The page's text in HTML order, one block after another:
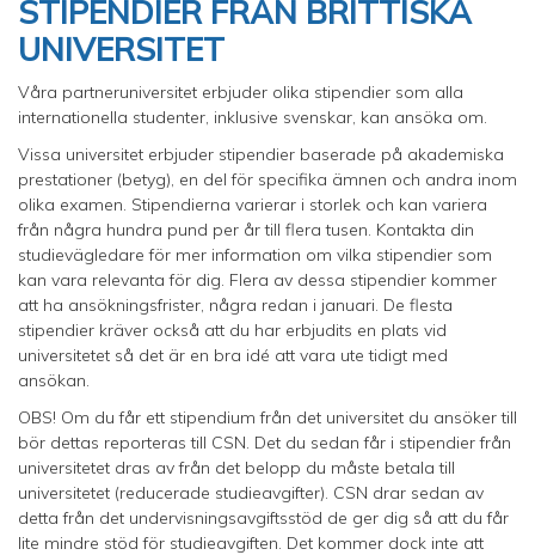
STIPENDIER FRÅN BRITTISKA
UNIVERSITET
Våra partneruniversitet erbjuder olika stipendier som alla
internationella studenter, inklusive svenskar, kan ansöka om.
Vissa universitet erbjuder stipendier baserade på akademiska
prestationer (betyg), en del för specifika ämnen och andra inom
olika examen. Stipendierna varierar i storlek och kan variera
från några hundra pund per år till flera tusen. Kontakta din
studievägledare för mer information om vilka stipendier som
kan vara relevanta för dig. Flera av dessa stipendier kommer
att ha ansökningsfrister, några redan i januari. De flesta
stipendier kräver också att du har erbjudits en plats vid
universitetet så det är en bra idé att vara ute tidigt med
ansökan.
OBS! Om du får ett stipendium från det universitet du ansöker till
bör dettas reporteras till CSN. Det du sedan får i stipendier från
universitetet dras av från det belopp du måste betala till
universitetet (reducerade studieavgifter). CSN drar sedan av
detta från det undervisningsavgiftsstöd de ger dig så att du får
lite mindre stöd för studieavgiften. Det kommer dock inte att